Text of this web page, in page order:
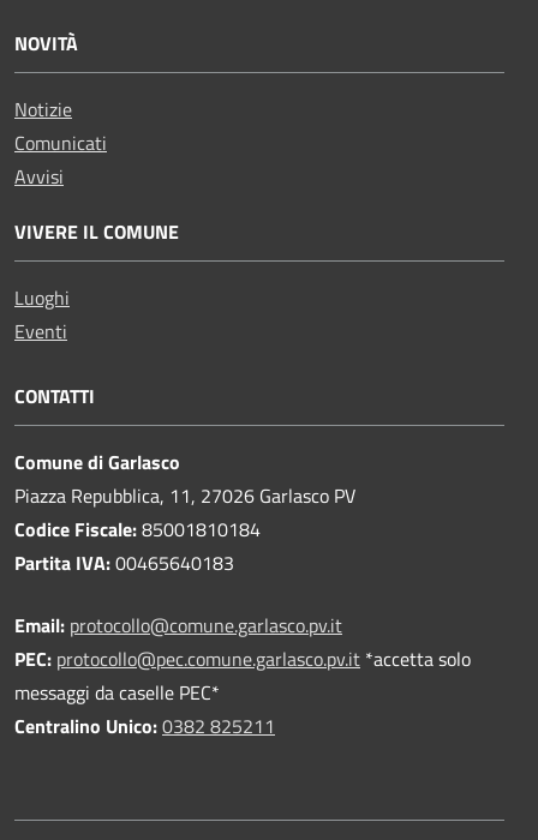
NOVITÀ
Notizie
Comunicati
Avvisi
VIVERE IL COMUNE
Luoghi
Eventi
CONTATTI
Comune di Garlasco
Piazza Repubblica, 11, 27026 Garlasco PV
Codice Fiscale:85001810184
Partita IVA:00465640183
Email: protocollo@comune.garlasco.pv.it
PEC: protocollo@pec.comune.garlasco.pv.it *accetta solo
messaggi da caselle PEC*
Centralino Unico:0382 825211